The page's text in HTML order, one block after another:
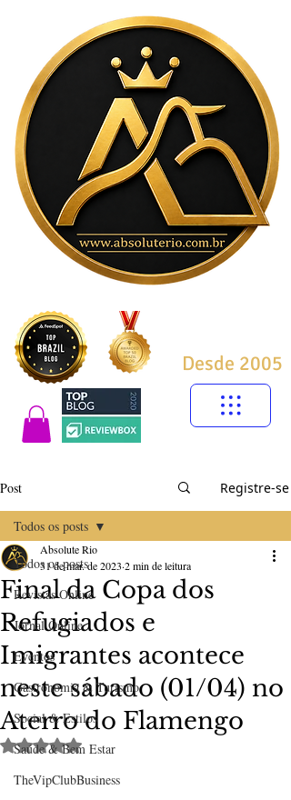
Desde 2005
Post Registre-se
Todos os posts
Revistas Online
Jornal Online
Eventos
Gastronomia & Turismo
Social & Estilos
Saúde & Bem Estar
TheVipClubBusiness
Todos os posts
Final da Copa dos
Refugiados e
Imigrantes acontece
neste sábado (01/04) no
Aterro do Flamengo
Absolute Rio
31 de mar. de 2023 2 min de leitura
Avaliado com NaN de 5 estrelas.